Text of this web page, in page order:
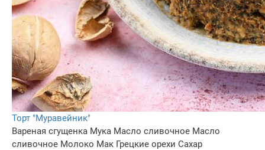
Торт "Муравейник"
Вареная сгущенка Мука Масло сливочное Масло
сливочное Молоко Мак Грецкие орехи Сахар